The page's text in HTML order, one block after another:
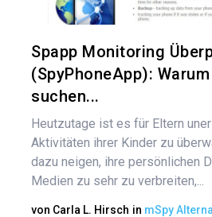
Spapp Monitoring
(SpyPhoneApp):
suchen...
Heutzutage ist es für Eltern
Aktivitäten ihrer Kinder zu
dazu neigen, ihre persönlichen
Medien zu sehr zu verbreiten,...
von Carla L. Hirsch in mSpy